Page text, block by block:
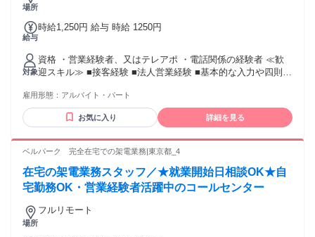
場所
給与
時給1,250円 給与 時給 1250円
対象
資格 ・営業経験者、又はテレアポ ・電話関係の経験者 ≪歓
迎スキル≫ ■接客経験 ■法人営業経験 ■基本的な入力や四則計
雇用形態： アルバイト・パート
お気に入り 詳細を見る
ベルパーク 完全在宅での架電業務|東京都_4
在宅の架電業務スタッフ／★就業開始日相談OK★自
宅勤務OK・営業経験者活躍中のコールセンター
場所
フルリモート